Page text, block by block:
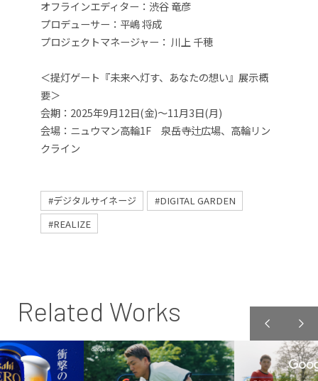
オフラインエディター：渋谷 竜彦
プロデューサー：平嶋 将成
プロジェクトマネージャー： 川上 千穂
＜提灯ゲート『未来へ灯す、あなたの想い』展示概
要＞
会期：2025年9月12日(金)〜11月3日(月)
会場：ニュウマン高輪1F 泉岳寺辻広場、高輪リン
クライン
#デジタルサイネージ
#DIGITAL GARDEN
#REALIZE
Related Works